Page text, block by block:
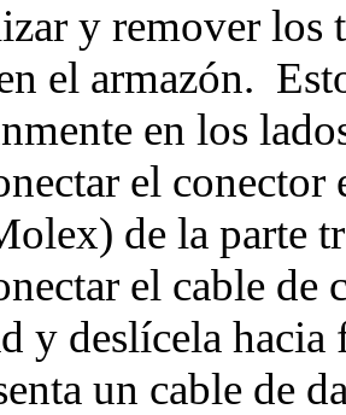
y remover los
el armazón.
en los
el
de la parte
el cable de
y deslícela hacia
un cable de